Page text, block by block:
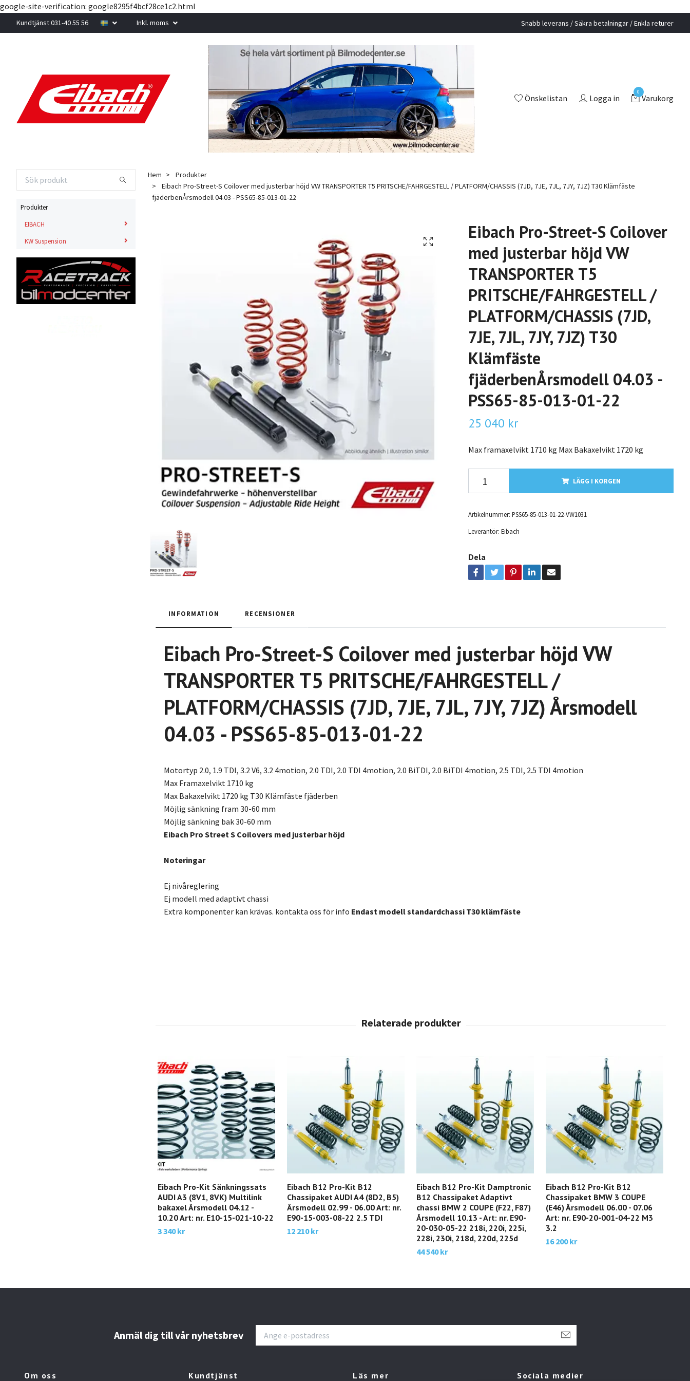
google-site-verification: google8295f4bcf28ce1c2.html
Kundtjänst 031-40 55 56 Inkl. moms Snabb leverans / Säkra betalningar / Enkla returer
Önskelistan Logga in
0
Varukorg
Produkter
EIBACH
KW Suspension
Hem
Produkter
Eibach Pro-Street-S Coilover med justerbar höjd VW TRANSPORTER T5 PRITSCHE/FAHRGESTELL / PLATFORM/CHASSIS (7JD, 7JE, 7JL, 7JY, 7JZ) T30 Klämfäste
fjäderbenÅrsmodell 04.03 - PSS65-85-013-01-22
Eibach Pro-Street-S Coilover
med justerbar höjd VW
TRANSPORTER T5
PRITSCHE/FAHRGESTELL /
PLATFORM/CHASSIS (7JD,
7JE, 7JL, 7JY, 7JZ) T30
Klämfäste
fjäderbenÅrsmodell 04.03 -
PSS65-85-013-01-22
25 040 kr
Max framaxelvikt 1710 kg Max Bakaxelvikt 1720 kg
LÄGG I KORGEN
Artikelnummer: PSS65-85-013-01-22-VW1031
Leverantör: Eibach
Dela
INFORMATION RECENSIONER
Eibach Pro-Street-S Coilover med justerbar höjd VW
TRANSPORTER T5 PRITSCHE/FAHRGESTELL /
PLATFORM/CHASSIS (7JD, 7JE, 7JL, 7JY, 7JZ) Årsmodell
04.03 - PSS65-85-013-01-22
Motortyp 2.0, 1.9 TDI, 3.2 V6, 3.2 4motion, 2.0 TDI, 2.0 TDI 4motion, 2.0 BiTDI, 2.0 BiTDI 4motion, 2.5 TDI, 2.5 TDI 4motion
Max Framaxelvikt 1710 kg
Max Bakaxelvikt 1720 kg T30 Klämfäste fjäderben
Möjlig sänkning fram 30-60 mm
Möjlig sänkning bak 30-60 mm
Eibach Pro Street S Coilovers med justerbar höjd
Noteringar
Ej nivåreglering
Ej modell med adaptivt chassi
Extra komponenter kan krävas. kontakta oss för info Endast modell standardchassi T30 klämfäste
Eibach Pro-Kit Sänkningssats
AUDI A3 (8V1, 8VK) Multilink
bakaxel Årsmodell 04.12 -
10.20 Art: nr. E10-15-021-10-22
3 340 kr
Eibach B12 Pro-Kit B12
Chassipaket AUDI A4 (8D2, B5)
Årsmodell 02.99 - 06.00 Art: nr.
E90-15-003-08-22 2.5 TDI
12 210 kr
Eibach B12 Pro-Kit Damptronic
B12 Chassipaket Adaptivt
chassi BMW 2 COUPE (F22, F87)
Årsmodell 10.13 - Art: nr. E90-
20-030-05-22 218i, 220i, 225i,
228i, 230i, 218d, 220d, 225d
44 540 kr
Eibach B12 Pro-Kit B12
Chassipaket BMW 3 COUPE
(E46) Årsmodell 06.00 - 07.06
Art: nr. E90-20-001-04-22 M3
3.2
16 200 kr
Anmäl dig till vår nyhetsbrev
Om oss Kundtjänst Läs mer Sociala medier